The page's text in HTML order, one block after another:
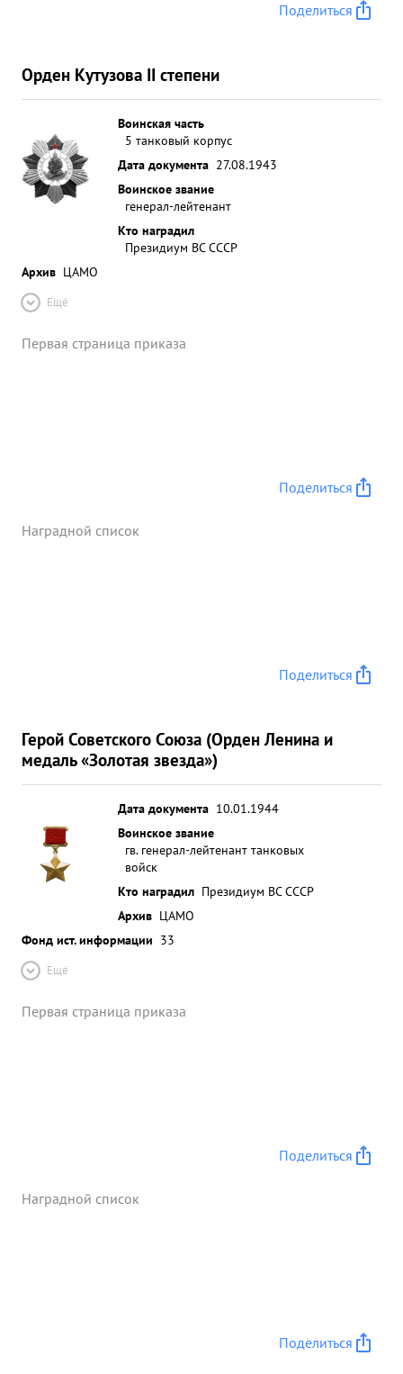
Поделиться
Орден Кутузова II степени
Воинская часть
5 танковый корпус
Дата документа 27.08.1943
Воинское звание
генерал-лейтенант
Кто наградил
Президиум ВС СССР
Архив ЦАМО
Ещё
Первая страница приказа
Поделиться
Наградной список
Поделиться
Герой Советского Союза (Орден Ленина и
медаль «Золотая звезда»)
Дата документа 10.01.1944
Воинское звание
гв. генерал-лейтенант танковых
войск
Кто наградил Президиум ВС СССР
Архив ЦАМО
Фонд ист. информации 33
Ещё
Первая страница приказа
Поделиться
Наградной список
Поделиться